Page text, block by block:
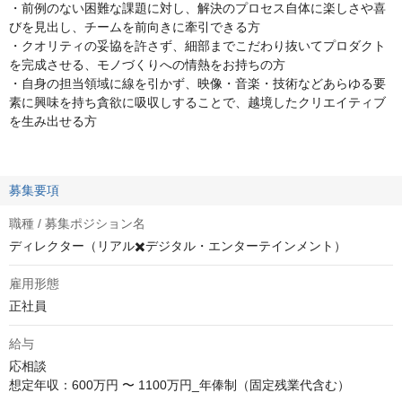
・前例のない困難な課題に対し、解決のプロセス自体に楽しさや喜
びを見出し、チームを前向きに牽引できる方
・クオリティの妥協を許さず、細部までこだわり抜いてプロダクト
を完成させる、モノづくりへの情熱をお持ちの方
・自身の担当領域に線を引かず、映像・音楽・技術などあらゆる要
素に興味を持ち貪欲に吸収しすることで、越境したクリエイティブ
を生み出せる方
募集要項
職種 / 募集ポジション名
ディレクター（リアル✖️デジタル・エンターテインメント）
雇用形態
正社員
給与
応相談
想定年収：600万円 〜 1100万円_年俸制（固定残業代含む）